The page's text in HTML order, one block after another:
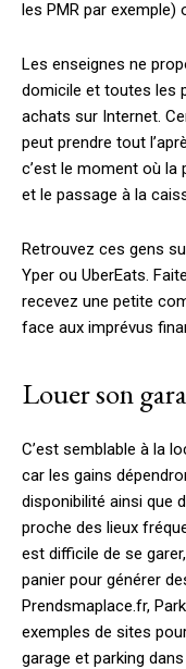
les PMR par exemple)
Les enseignes ne
domicile et toutes les
achats sur Internet.
peut prendre tout
c’est le moment où
et le passage à la
Retrouvez ces gens
Yper ou UberEats.
recevez une petite
face aux imprévus
Louer son
C’est semblable à la
car les gains
disponibilité ainsi que
proche des lieux
est difficile de se
panier pour générer
Prendsmaplace.fr,
exemples de sites
garage et parking